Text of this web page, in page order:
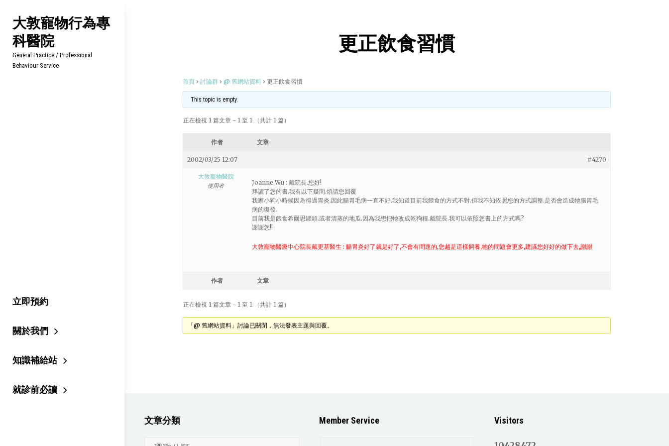
content
大敦寵物行為專
科醫院
General Practice / Professional
Behaviour Service
立即預約
關於我們
知識補給站
就診前必讀
更正飲食習慣
首頁 › 討論群 › @ 舊網站資料 › 更正飲食習慣
This topic is empty.
正在檢視 1 篇文章 - 1 至 1 （共計 1 篇）
作者 文章
2002/03/25 12:07 #4270
大敦寵物醫院
使用者
Joanne Wu : 戴院長.您好!
拜讀了您的書.我有以下疑問.煩請您回覆
我家小狗小時候因為得過胃炎.因此腸胃毛病一直不好.我知道目前我餵食的方式不對.但我不知依照您的方式調整.是否會造成牠腸胃毛
病的復發.
目前我是餵食希爾思罐頭.或者清蒸的地瓜.因為我想把牠改成乾狗糧.戴院長.我可以依照您書上的方式嗎?
謝謝您!!
大敦寵物醫療中心院長戴更基醫生 : 腸胃炎好了就是好了,不會有問題的,您越是這樣飼養,牠的問題會更多,建議您好好的做下去,謝謝
作者 文章
正在檢視 1 篇文章 - 1 至 1 （共計 1 篇）
「@ 舊網站資料」討論已關閉，無法發表主題與回覆。
文章分類 Member Service Visitors